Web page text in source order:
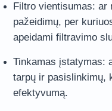
Filtro vientisumas: ar
pažeidimų, per
apeidami filtravimo
Tinkamas įstatymas:
tarpų ir pasislinkimų,
efektyvumą.